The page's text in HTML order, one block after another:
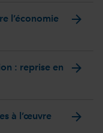
l’économie
arrow_forward
: reprise en
arrow_forward
à l’œuvre arrow_forward